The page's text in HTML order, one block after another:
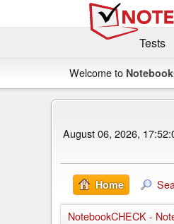
Tests
Welcome to
August 06, 2026,
Home
NotebookCHECK -